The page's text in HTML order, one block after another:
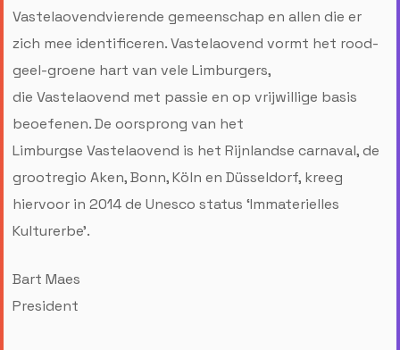
Vastelaovendvierende gemeenschap en allen die er
zich mee identificeren. Vastelaovend vormt het rood-
geel-groene hart van vele Limburgers,
die Vastelaovend met passie en op vrijwillige basis
beoefenen. De oorsprong van het
Limburgse Vastelaovend is het Rijnlandse carnaval, de
grootregio Aken, Bonn, Köln en Düsseldorf, kreeg
hiervoor in 2014 de Unesco status ‘Immaterielles
Kulturerbe’.
Bart Maes
President